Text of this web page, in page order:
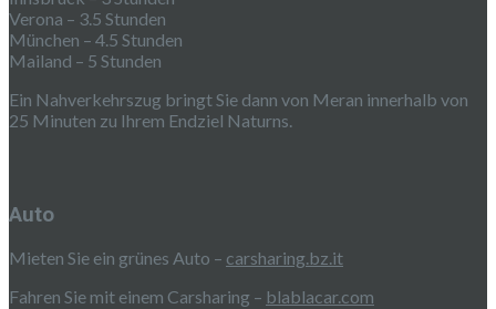
Verona – 3.5 Stunden
München – 4.5 Stunden
Mailand – 5 Stunden
Ein Nahverkehrszug bringt Sie dann von Meran innerhalb von
25 Minuten zu Ihrem Endziel Naturns.
Auto
Mieten Sie ein grünes Auto – carsharing.bz.it
Fahren Sie mit einem Carsharing – blablacar.com